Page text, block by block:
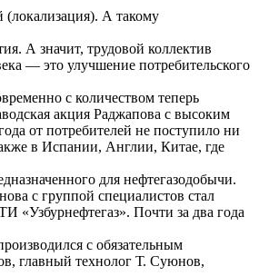
(локализация). А такому
А значит, трудовой коллектив
— это улучшение потребительского
с количеством теперь
акция Раджапова с высоким
от потребителей не поступило ни
в Испании, Англии, Китае, где
для нефтегазодобычи.
с группой специалистов стал
«Узбурнефтегаз». Почти за два года
с обязательным
главный технолог Т. Суюнов,